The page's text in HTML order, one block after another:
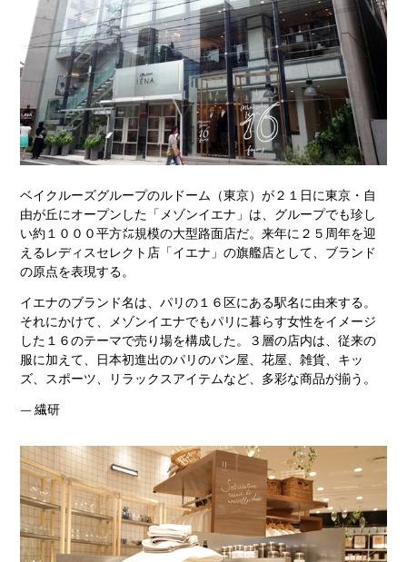
ベイクルーズグループのルドーム（東京）が２１日に東京・自
由が丘にオープンした「メゾンイエナ」は、グループでも珍し
い約１０００平方㍍規模の大型路面店だ。来年に２５周年を迎
えるレディスセレクト店「イエナ」の旗艦店として、ブランド
の原点を表現する。
イエナのブランド名は、パリの１６区にある駅名に由来する。
それにかけて、メゾンイエナでもパリに暮らす女性をイメージ
した１６のテーマで売り場を構成した。３層の店内は、従来の
服に加えて、日本初進出のパリのパン屋、花屋、雑貨、キッ
ズ、スポーツ、リラックスアイテムなど、多彩な商品が揃う。
— 繊研